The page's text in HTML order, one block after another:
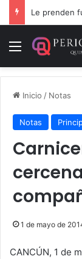
Menú
Inicio / Notas
Notas
1 de mayo de
CANCÚN, 1 de